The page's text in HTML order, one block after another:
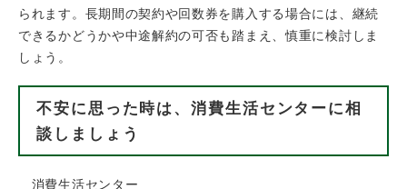
られます。長期間の契約や回数券を購入する場合には、継続
できるかどうかや中途解約の可否も踏まえ、慎重に検討しま
しょう。
不安に思った時は、消費生活センターに相
談しましょう
消費生活センター